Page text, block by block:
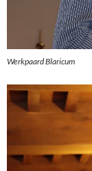
Werkpaard Blaricum